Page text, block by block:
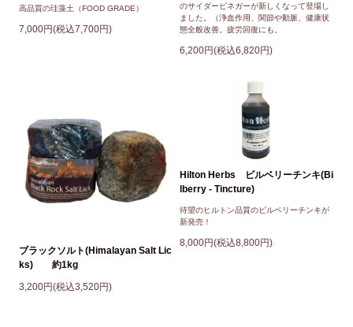
高品質の珪藻土（FOOD GRADE）
7,000円(税込7,700円)
のサイダービネガーが新しくなって登場し
ました。（浄血作用、関節や動脈、健康状
態全般改善。疲労回復にも。
6,200円(税込6,820円)
ブラックソルト(Himalayan Salt Lic
ks) 約1kg
3,200円(税込3,520円)
Hilton Herbs ビルベリーチンキ(Bi
lberry - Tincture)
待望のヒルトン品質のビルベリーチンキが
新発売！
8,000円(税込8,800円)